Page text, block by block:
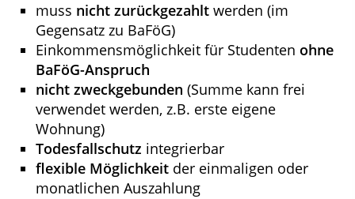
muss nicht zurückgezahlt werden (im
Gegensatz zu BaFöG)
Einkommensmöglichkeit für Studenten ohne
BaFöG-Anspruch
nicht zweckgebunden (Summe kann frei
verwendet werden, z.B. erste eigene
Wohnung)
Todesfallschutz integrierbar
flexible Möglichkeit der einmaligen oder
monatlichen Auszahlung